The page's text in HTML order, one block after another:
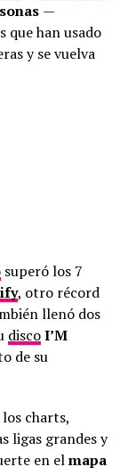
—
han usado
y se vuelva
superó los 7
, otro récord
llenó dos
discoI’M
de su
los charts,
ligas grandes y
en elmapa